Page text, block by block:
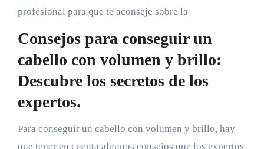
profesional para que te aconseje sobre la
Consejos para conseguir un
cabello con volumen y brillo:
Descubre los secretos de los
expertos.
Para conseguir un cabello con volumen y brillo, hay
que tener en cuenta algunos consejos que los expertos